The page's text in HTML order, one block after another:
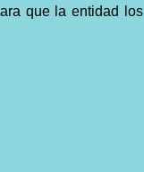
que la entidad los